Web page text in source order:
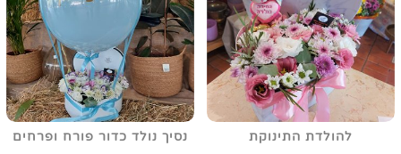
להולדת התינוקת נסיך נולד כדור פורח ופרחים